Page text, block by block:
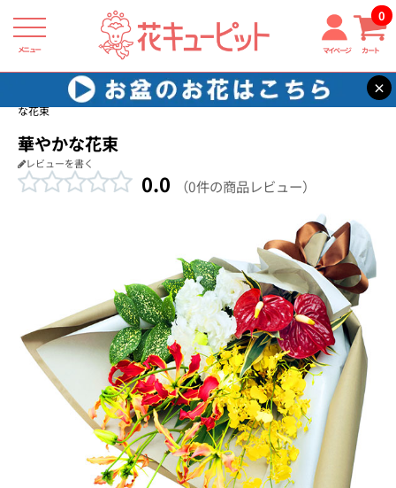
メニュー マイページ カート
0
×
花キューピット 開店祝い・開業祝い
【開店祝い・開業祝い】華やか
な花束
華やかな花束
レビューを書く
0.0 （0件の商品レビュー）